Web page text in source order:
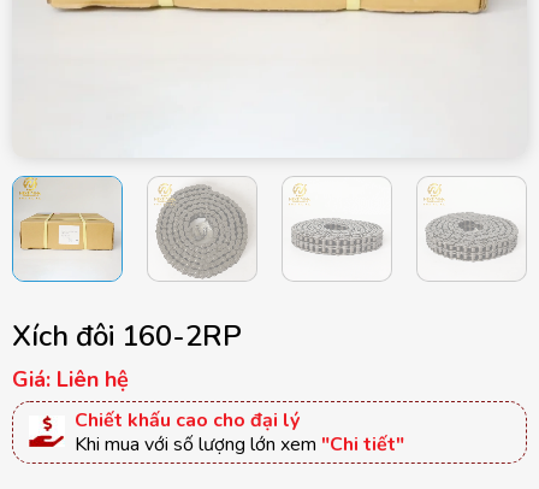
Xích đôi 160-2RP
Giá: Liên hệ
Chiết khấu cao cho đại lý
Khi mua với số lượng lớn xem "Chi tiết"